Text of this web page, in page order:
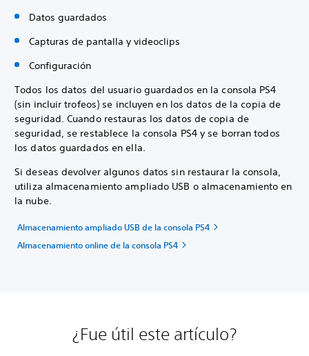
Datos guardados
Capturas de pantalla y videoclips
Configuración
Todos los datos del usuario guardados en la consola PS4
(sin incluir trofeos) se incluyen en los datos de la copia de
seguridad. Cuando restauras los datos de copia de
seguridad, se restablece la consola PS4 y se borran todos
los datos guardados en ella.
Si deseas devolver algunos datos sin restaurar la consola,
utiliza almacenamiento ampliado USB o almacenamiento en
la nube.
Almacenamiento ampliado USB de la consola PS4
Almacenamiento online de la consola PS4
¿Fue útil este artículo?